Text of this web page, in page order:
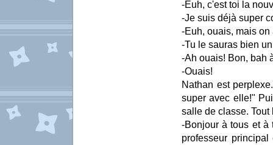
-Euh, c'est toi la
-Je suis déjà super
-Euh, ouais, mais
-Tu le sauras bien
-Ah ouais! Bon, bah
-Ouais!
Nathan est
super avec elle!"
salle de classe.
-Bonjour à tous et à
professeur